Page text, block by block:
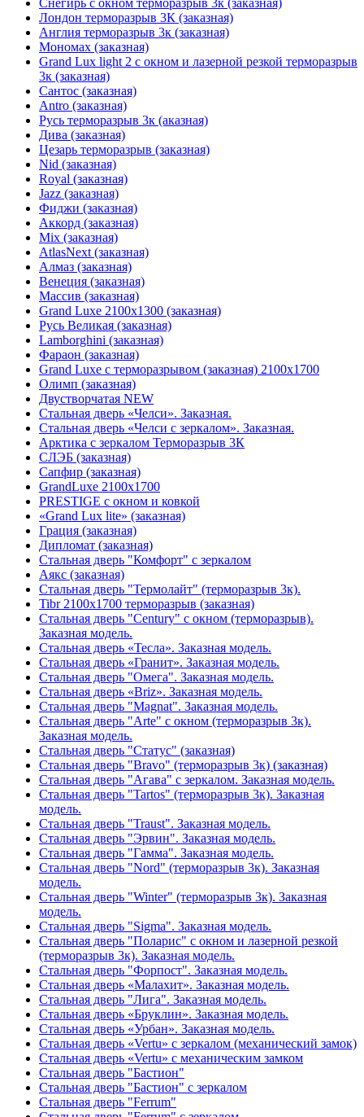
Снегирь с окном терморазрыв 3к (заказная)
Лондон терморазрыв 3К (заказная)
Англия терморазрыв 3к (заказная)
Мономах (заказная)
Grand Lux light 2 с окном и лазерной резкой терморазрыв
3к (заказная)
Сантос (заказная)
Antro (заказная)
Русь терморазрыв 3к (аказная)
Дива (заказная)
Цезарь терморазрыв (заказная)
Nid (заказная)
Royal (заказная)
Jazz (заказная)
Фиджи (заказная)
Аккорд (заказная)
Mix (заказная)
AtlasNext (заказная)
Алмаз (заказная)
Венеция (заказная)
Массив (заказная)
Grand Luxe 2100х1300 (заказная)
Русь Великая (заказная)
Lamborghini (заказная)
Фараон (заказная)
Grand Luxe с терморазрывом (заказная) 2100х1700
Олимп (заказная)
Двустворчатая NEW
Стальная дверь «Челси». Заказная.
Стальная дверь «Челси с зеркалом». Заказная.
Арктика с зеркалом Терморазрыв 3К
СЛЭБ (заказная)
Сапфир (заказная)
GrandLuxe 2100х1700
PRESTIGE с окном и ковкой
«Grand Lux lite» (заказная)
Гpация (заказная)
Дипломат (заказная)
Стальная дверь "Комфорт" с зеркалом
Аякс (заказная)
Стальная дверь "Термолайт" (терморазрыв 3к).
Tibr 2100х1700 терморазрыв (заказная)
Стальная дверь "Century" с окном (терморазрыв).
Заказная модель.
Стальная дверь «Тесла». Заказная модель.
Стальная дверь «Гранит». Заказная модель.
Стальная дверь "Омега". Заказная модель.
Стальная дверь «Briz». Заказная модель.
Стальная дверь "Magnat". Заказная модель.
Стальная дверь "Arte" с окном (терморазрыв 3к).
Заказная модель.
Стальная дверь "Статус" (заказная)
Стальная дверь "Bravo" (терморазрыв 3к) (заказная)
Стальная дверь "Агава" с зеркалом. Заказная модель.
Стальная дверь "Tartos" (терморазрыв 3к). Заказная
модель.
Стальная дверь "Traust". Заказная модель.
Стальная дверь "Эрвин". Заказная модель.
Стальная дверь "Гамма". Заказная модель.
Стальная дверь "Nord" (терморазрыв 3к). Заказная
модель.
Стальная дверь "Winter" (терморазрыв 3к). Заказная
модель.
Стальная дверь "Sigma". Заказная модель.
Стальная дверь "Поларис" с окном и лазерной резкой
(терморазрыв 3к). Заказная модель.
Стальная дверь "Форпост". Заказная модель.
Стальная дверь «Малахит». Заказная модель.
Стальная дверь "Лига". Заказная модель.
Стальная дверь «Бруклин». Заказная модель.
Стальная дверь «Урбан». Заказная модель.
Стальная дверь «Vertu» с зеркалом (механический замок)
Стальная дверь «Vertu» с механическим замком
Стальная дверь "Бастион"
Стальная дверь "Бастион" с зеркалом
Стальная дверь "Ferrum"